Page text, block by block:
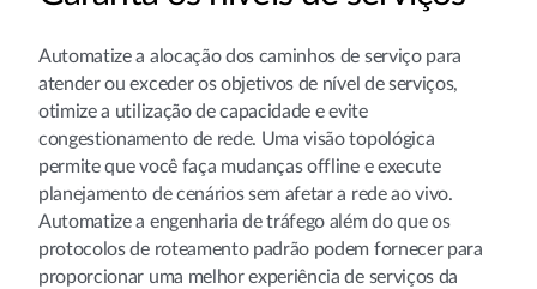
Automatize a alocação dos caminhos de serviço para
atender ou exceder os objetivos de nível de serviços,
otimize a utilização de capacidade e evite
congestionamento de rede. Uma visão topológica
permite que você faça mudanças offline e execute
planejamento de cenários sem afetar a rede ao vivo.
Automatize a engenharia de tráfego além do que os
protocolos de roteamento padrão podem fornecer para
proporcionar uma melhor experiência de serviços da